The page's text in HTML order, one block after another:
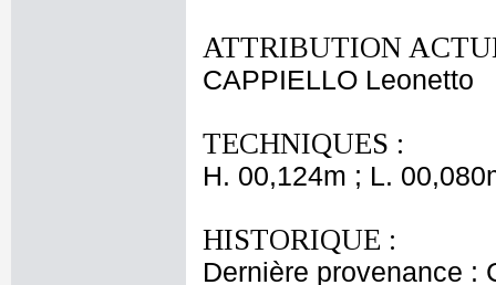
ATTRIBUTION
CAPPIELLO Leonetto
TECHNIQUES :
H. 00,124m ; L.
HISTORIQUE :
Dernière provenance :